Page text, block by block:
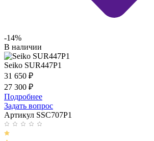
-14%
В наличии
Seiko SUR447P1
31 650 ₽
27 300 ₽
Подробнее
Задать вопрос
Артикул SSC707P1